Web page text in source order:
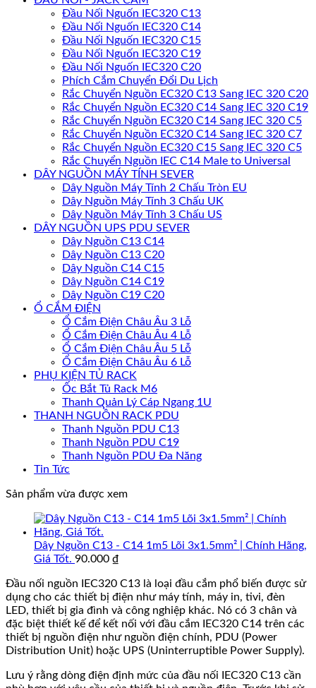
Đầu Nối Nguốn IEC320 C13
Đầu Nối Nguốn IEC320 C14
Đầu Nối Nguốn IEC320 C15
Đầu Nối Nguốn IEC320 C19
Đầu Nối Nguốn IEC320 C20
Phích Cắm Chuyển Đổi Du Lịch
Rắc Chuyển Nguồn EC320 C13 Sang IEC 320 C20
Rắc Chuyển Nguồn EC320 C14 Sang IEC 320 C19
Rắc Chuyển Nguồn EC320 C14 Sang IEC 320 C5
Rắc Chuyển Nguồn EC320 C14 Sang IEC 320 C7
Rắc Chuyển Nguồn EC320 C15 Sang IEC 320 C5
Rắc Chuyển Nguồn IEC C14 Male to Universal
DÂY NGUỒN MÁY TÍNH SEVER
Dây Nguồn Máy Tính 2 Chấu Tròn EU
Dây Nguồn Máy Tính 3 Chấu UK
Dây Nguồn Máy Tính 3 Chấu US
DÂY NGUỒN UPS PDU SEVER
Dây Nguồn C13 C14
Dây Nguồn C13 C20
Dây Nguồn C14 C15
Dây Nguồn C14 C19
Dây Nguồn C19 C20
Ổ CẮM ĐIỆN
Ổ Cắm Điện Châu Âu 3 Lỗ
Ổ Cắm Điện Châu Âu 4 Lỗ
Ổ Cắm Điện Châu Âu 5 Lỗ
Ổ Cắm Điện Châu Âu 6 Lỗ
PHỤ KIỆN TỦ RACK
Ốc Bắt Tủ Rack M6
Thanh Quản Lý Cáp Ngang 1U
THANH NGUỒN RACK PDU
Thanh Nguồn PDU C13
Thanh Nguồn PDU C19
Thanh Nguồn PDU Đa Năng
Tin Tức
Sản phẩm vừa được xem
Dây Nguồn C13 - C14 1m5 Lõi 3x1.5mm² | Chính Hãng,
Giá Tốt. 90.000 ₫
Đầu nối nguồn IEC320 C13 là loại đầu cắm phổ biến được sử
dụng cho các thiết bị điện như máy tính, máy in, tivi, đèn
LED, thiết bị gia đình và công nghiệp khác. Nó có 3 chân và
đặc biệt thiết kế để kết nối với đầu cắm IEC320 C14 trên các
thiết bị nguồn điện như nguồn điện chính, PDU (Power
Distribution Unit) hoặc UPS (Uninterruptible Power Supply).
Lưu ý rằng dòng điện định mức của đầu nối IEC320 C13 cần